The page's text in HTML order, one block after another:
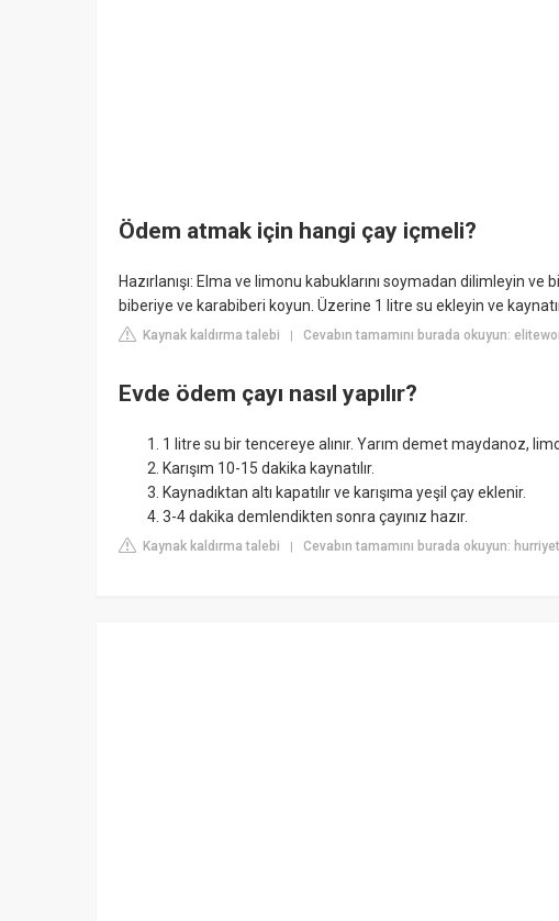
Ödem atmak için hangi çay içmeli?
Hazırlanışı: Elma ve limonu kabuklarını soymadan dilimleyin
biberiye ve karabiberi koyun. Üzerine 1 litre su ekleyin ve
Kaynak kaldırma talebi | Cevabın tamamını burada okuyun:
Evde ödem çayı nasıl yapılır?
1 litre su bir tencereye alınır. Yarım demet maydanoz,
Karışım 10-15 dakika kaynatılır.
Kaynadıktan altı kapatılır ve karışıma yeşil çay eklenir.
3-4 dakika demlendikten sonra çayınız hazır.
Kaynak kaldırma talebi | Cevabın tamamını burada okuyun: